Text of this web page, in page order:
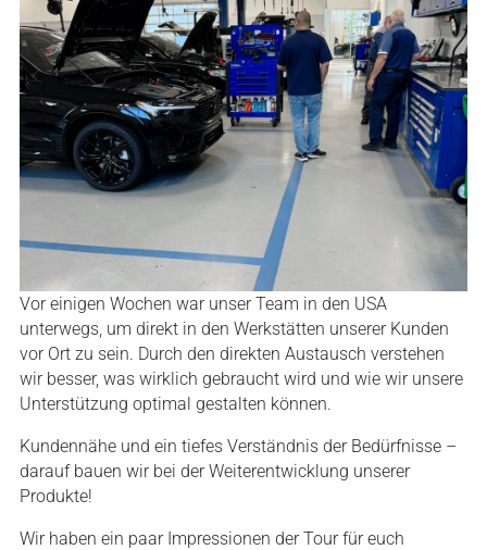
Vor einigen Wochen war unser Team in den USA
unterwegs, um direkt in den Werkstätten unserer Kunden
vor Ort zu sein. Durch den direkten Austausch verstehen
wir besser, was wirklich gebraucht wird und wie wir unsere
Unterstützung optimal gestalten können.
Kundennähe und ein tiefes Verständnis der Bedürfnisse –
darauf bauen wir bei der Weiterentwicklung unserer
Produkte!
Wir haben ein paar Impressionen der Tour für euch